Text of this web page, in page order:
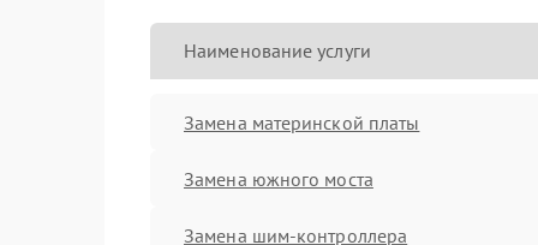
Наименование услуги
Замена материнской платы
Замена южного моста
Замена шим-контроллера